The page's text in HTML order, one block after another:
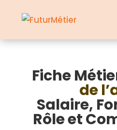
Fiche
de
Salaire,
Rôle et